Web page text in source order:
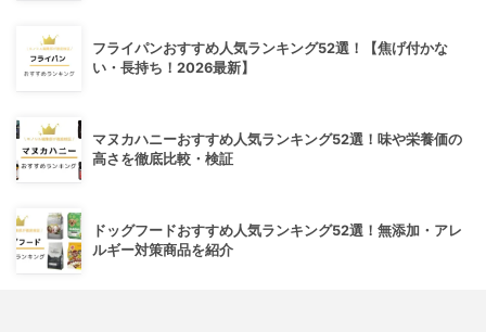
フライパンおすすめ人気ランキング52選！【焦げ付かな
い・長持ち！2026最新】
マヌカハニーおすすめ人気ランキング52選！味や栄養価の
高さを徹底比較・検証
ドッグフードおすすめ人気ランキング52選！無添加・アレ
ルギー対策商品を紹介